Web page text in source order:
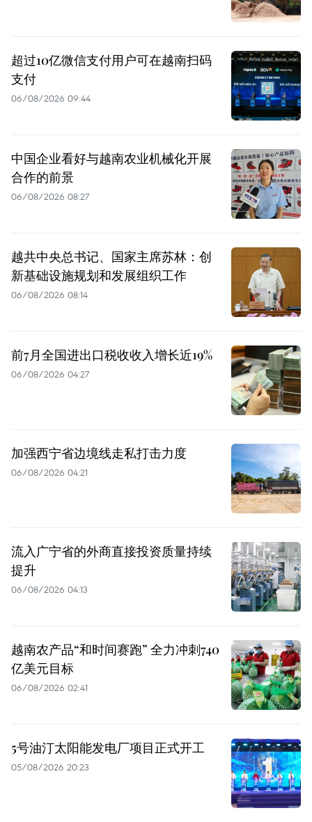
超过10亿微信支付用户可在越南扫码
支付
06/08/2026 09:44
中国企业看好与越南农业机械化开展
合作的前景
06/08/2026 08:27
越共中央总书记、国家主席苏林：创
新基础设施规划和发展组织工作
06/08/2026 08:14
前7月全国进出口税收收入增长近19%
06/08/2026 04:27
加强西宁省边境线走私打击力度
06/08/2026 04:21
流入广宁省的外商直接投资质量持续
提升
06/08/2026 04:13
越南农产品“和时间赛跑” 全力冲刺740
亿美元目标
06/08/2026 02:41
5号油汀太阳能发电厂项目正式开工
05/08/2026 20:23